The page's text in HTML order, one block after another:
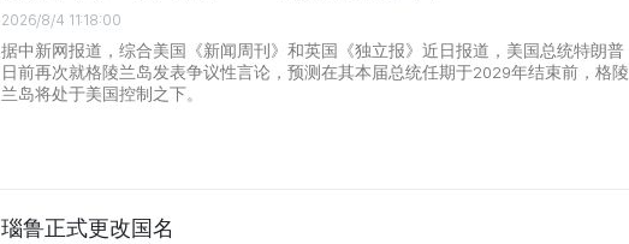
2026/8/4 11:18:00
据中新网报道，综合美国《新闻周刊》和英国《独立报》近日报道，美国总统特朗普
日前再次就格陵兰岛发表争议性言论，预测在其本届总统任期于2029年结束前，格陵
兰岛将处于美国控制之下。
瑙鲁正式更改国名